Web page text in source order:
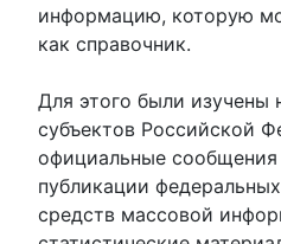
информацию, которую
как справочник.
Для этого были изучены
субъектов Российской
официальные сообщения
публикации
средств массовой